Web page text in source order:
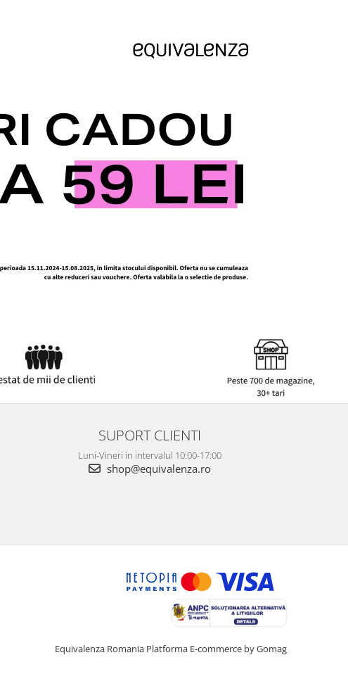
SUPORT CLIENTI
Luni-Vineri in intervalul 10:00-17:00
shop@equivalenza.ro
Equivalenza Romania Platforma E-commerce by Gomag